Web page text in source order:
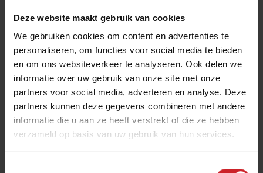
Deze website maakt gebruik van cookies
We gebruiken cookies om content en advertenties te
personaliseren, om functies voor social media te bieden
en om ons websiteverkeer te analyseren. Ook delen we
informatie over uw gebruik van onze site met onze
partners voor social media, adverteren en analyse. Deze
partners kunnen deze gegevens combineren met andere
informatie die u aan ze heeft verstrekt of die ze hebben
verzameld op basis van uw gebruik van hun services.